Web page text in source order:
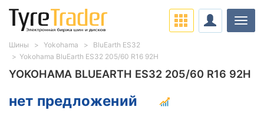
YOKOHAMA BLUEARTH ES32 205/60 R16 92H
нет предложений
Шины Yokohama
BluEarth ES32
Yokohama BluEarth ES32 205/60 R16 92H